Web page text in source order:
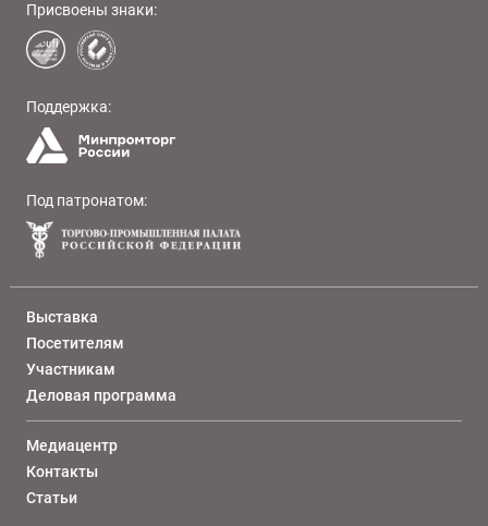
Присвоены знаки:
Поддержка:
Под патронатом:
Выставка
Посетителям
Участникам
Деловая программа
Медиацентр
Контакты
Статьи